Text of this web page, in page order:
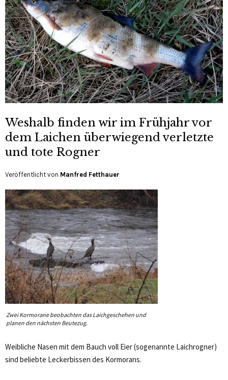
Weshalb finden wir im Frühjahr vor
dem Laichen überwiegend verletzte
und tote Rogner
Veröffentlicht von Manfred Fetthauer
Zwei Kormorane beobachten das Laichgeschehen und
planen den nächsten Beutezug.
Weibliche Nasen mit dem Bauch voll Eier (sogenannte Laichrogner)
sind beliebte Leckerbissen des Kormorans.